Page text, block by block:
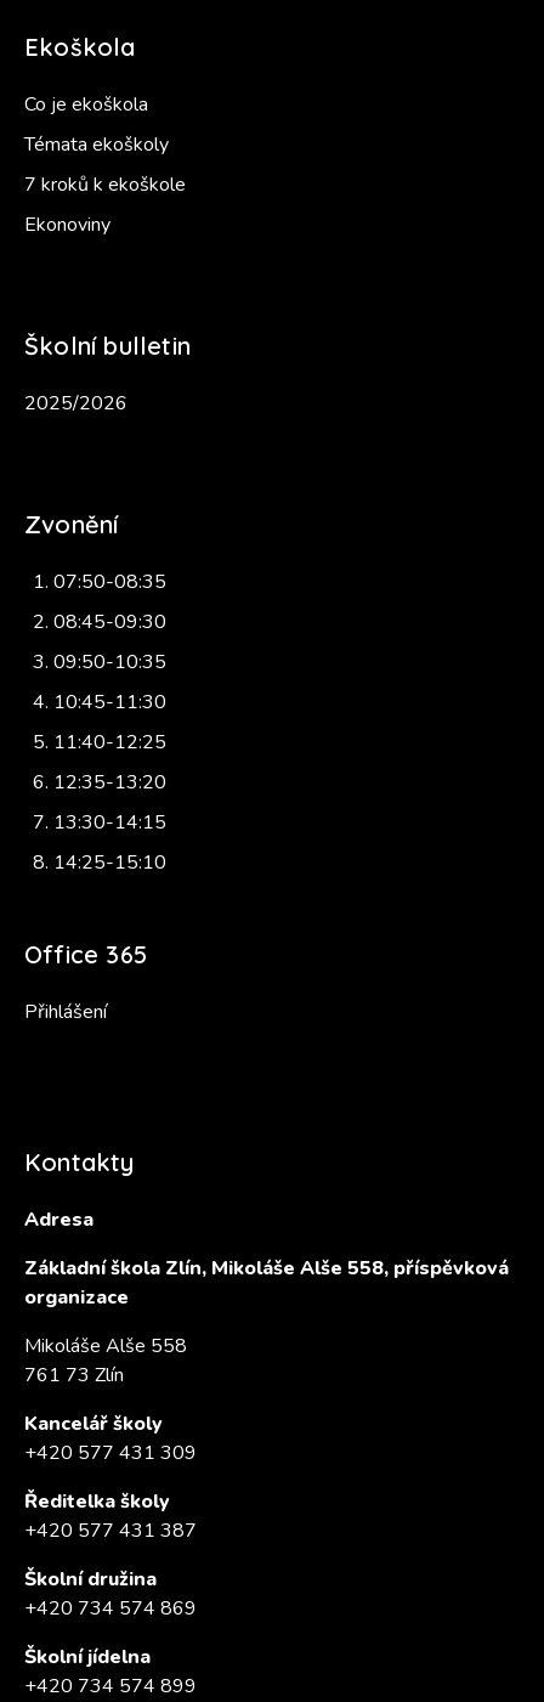
Ekoškola
Co je ekoškola
Témata ekoškoly
7 kroků k ekoškole
Ekonoviny
Školní bulletin
2025/2026
Zvonění
07:50-08:35
08:45-09:30
09:50-10:35
10:45-11:30
11:40-12:25
12:35-13:20
13:30-14:15
14:25-15:10
Office 365
Přihlášení
Kontakty
Adresa
Základní škola Zlín, Mikoláše Alše 558, příspěvková
organizace
Mikoláše Alše 558
761 73 Zlín
Kancelář školy
+420 577 431 309
Ředitelka školy
+420 577 431 387
Školní družina
+420 734 574 869
Školní jídelna
+420 734 574 899